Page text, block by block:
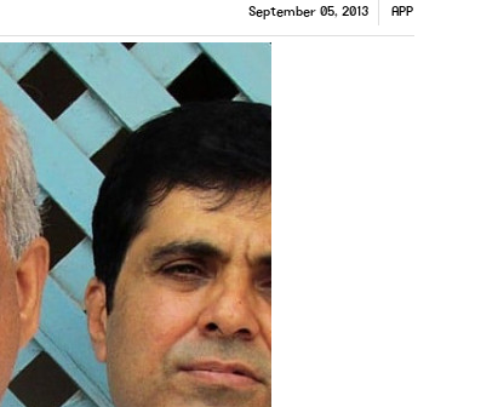
APP
September 05, 2013